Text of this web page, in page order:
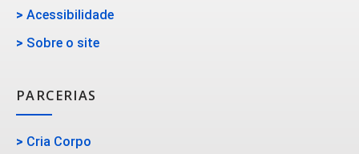
> Acessibilidade
> Sobre o site
PARCERIAS
> Cria Corpo